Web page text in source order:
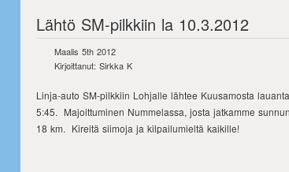
Lähtö SM-pilkkiin la 10.3.2012
Maalis 5th 2012
Kirjoittanut: Sirkka K
Linja-auto SM-pilkkiin Lohjalle lähtee Kuusamosta
5:45. Majoittuminen Nummelassa, josta jatkamme
18 km. Kireitä siimoja ja kilpailumieltä kaikille!